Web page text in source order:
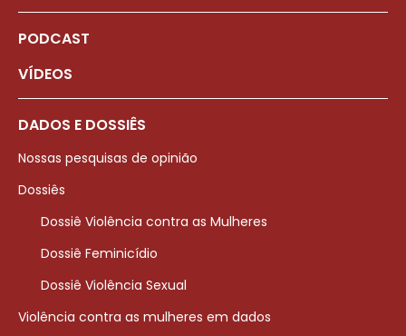
PODCAST
VÍDEOS
DADOS E DOSSIÊS
Nossas pesquisas de opinião
Dossiês
Dossiê Violência contra as Mulheres
Dossiê Feminicídio
Dossiê Violência Sexual
Violência contra as mulheres em dados